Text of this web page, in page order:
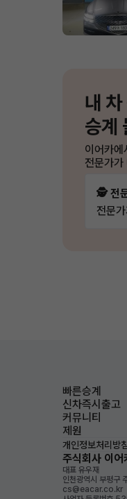
내
승계
이어카에
전문가가
🕵️ 전
전문
빠른승계
신차즉시출고
커뮤니티
제원
개인정보처리방
주식회사 이어
대표 유우재
인천광역시 부평
cs@eacar.co.kr